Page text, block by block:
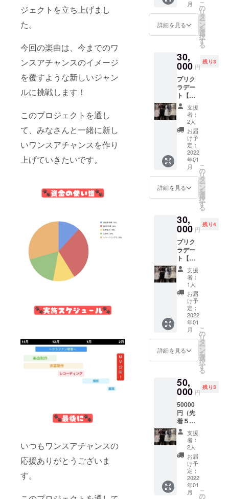
ジェクトを立ち上げまし
た。
今回の楽曲は、今までのワ
ンスアチャンスのイメージ
を覆すような新しいジャン
ルに挑戦します！
このプロジェクトを通し
て、みなさんと一緒に新し
いワンスアチャンスを作り
上げていきたいです。
いつもワンスアチャンスの
応援ありがとうございま
す。
す。 ※
ツー
ショッ
ト、ソ
○プリク
ラ日程○
全メン
バー1月
30日の
11:00〜
16:00の
間 場
所：都
内近郊
お一人
様30
分〜1時
間まで
の時間
制限が
ありま
ること
はでき
のでご
了承下
さい。
※
Twitter
のDMに
て撮影
場所を
お送り
するた
め、備
考欄に
アカウ
ント名
ユー
ザー
の記入
をお願
いいた
しま
す。記
入がな
い場合
はお送
りする
ことが
できま
月
詳細を見る
こ
の
リ
タ
ー
ン
を
選
択
す
る
30,
000 円
残り3
プリク
ラデー
ト【姫
梨か
ほ】 ※
プリク
ラ代は
お支払
いお願
いいた
しま
す。 ※
ツー
ショッ
ト、ソ
○プリク
ラ日程○
全メン
バー1月
30日の
11:00〜
16:00の
間 場
所：都
内近郊
お一人
様30
分〜1時
間まで
の時間
制限が
ありま
ること
はでき
のでご
了承下
さい。
※
Twitter
のDMに
て撮影
場所を
お送り
するた
め、備
考欄に
支援
者：
2人
お届
け予
定：
2022
年01
月
詳細を見る
こ
の
リ
タ
ー
ン
を
選
択
す
る
30,
000 円
残り4
プリク
ラデー
ト【中
村は
な】 ※
プリク
ラ代は
お支払
いお願
いいた
しま
す。 ※
ツー
ショッ
ト、ソ
○プリク
ラ日程○
全メン
バー1月
30日の
11:00〜
16:00の
間 場
所：都
内近郊
お一人
様30
分〜1時
間まで
の時間
支援
者：
1人
お届
け予
定：
2022
年01
月
詳細を見る
こ
の
リ
タ
ー
ン
を
選
択
す
る
50,
000 円
残り3
50000
円（先
着５
名） ・
MV見
学
（1月16
日
17:00〜
23:00
埼玉県
川口市
支援
者：
2人
お届
け予
定：
2022
年01
月
こ
の